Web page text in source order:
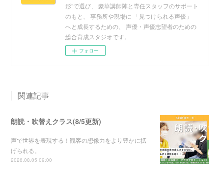
形”で選び、 豪華講師陣と専任スタッフのサポート
のもと、 事務所や現場に 「見つけられる声優」
へと成長するための、 声優・声優志望者のための
総合育成スタジオです。
フォロー
関連記事
朗読・吹替えクラス(8/5更新)
声で世界を表現する！観客の想像力をより豊かに拡
げられる。
2026.08.05 09:00